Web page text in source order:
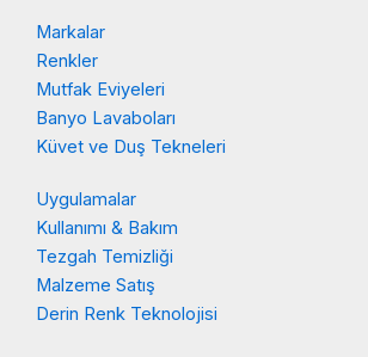
Markalar
Renkler
Mutfak Eviyeleri
Banyo Lavaboları
Küvet ve Duş Tekneleri
Uygulamalar
Kullanımı & Bakım
Tezgah Temizliği
Malzeme Satış
Derin Renk Teknolojisi